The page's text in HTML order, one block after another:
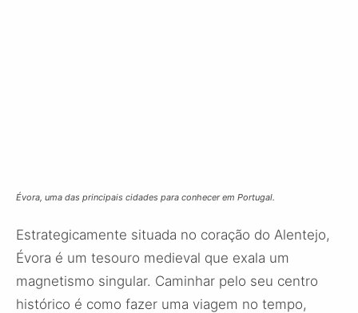
Évora, uma das principais cidades para conhecer em Portugal.
Estrategicamente situada no coração do Alentejo,
Évora é um tesouro medieval que exala um
magnetismo singular. Caminhar pelo seu centro
histórico é como fazer uma viagem no tempo,